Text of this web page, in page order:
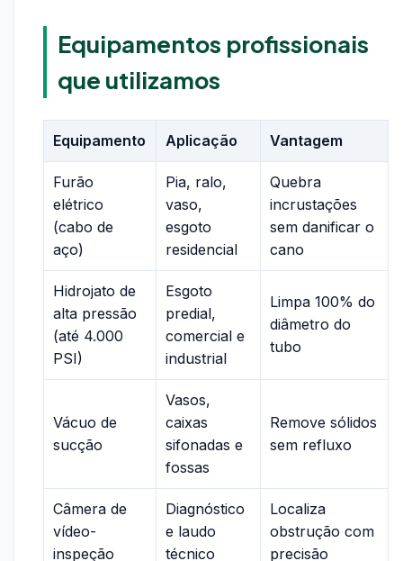
Equipamentos profissionais
que utilizamos
Equipamento Aplicação Vantagem
Furão
elétrico
(cabo de
aço)
Pia, ralo,
vaso,
esgoto
residencial
Quebra
incrustações
sem danificar o
cano
Hidrojato de
alta pressão
(até 4.000
PSI)
Esgoto
predial,
comercial e
industrial
Limpa 100% do
diâmetro do
tubo
Vácuo de
sucção
Vasos,
caixas
sifonadas e
fossas
Remove sólidos
sem refluxo
Câmera de
vídeo-
inspeção
Diagnóstico
e laudo
técnico
Localiza
obstrução com
precisão